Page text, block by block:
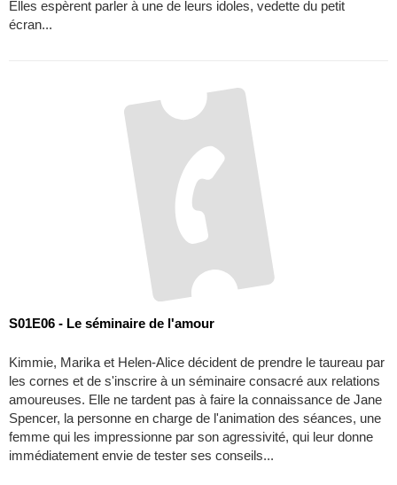
S01E06 - Le séminaire de l'amour
Kimmie, Marika et Helen-Alice décident de prendre le taureau par
amoureuses. Elle ne tardent pas à faire la connaissance de Jane
femme qui les impressionne par son agressivité, qui leur donne
immédiatement envie de tester ses conseils...